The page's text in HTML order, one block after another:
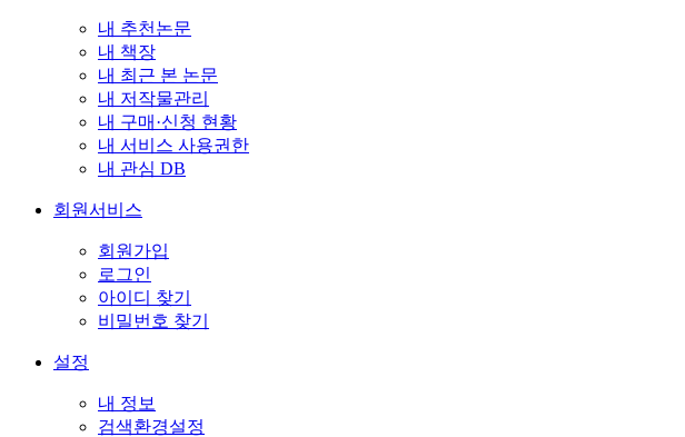
내 추천논문
내 책장
내 최근 본 논문
내 저작물관리
내 구매·신청 현황
내 서비스 사용권한
내 관심 DB
회원서비스
회원가입
로그인
아이디 찾기
비밀번호 찾기
설정
내 정보
검색환경설정